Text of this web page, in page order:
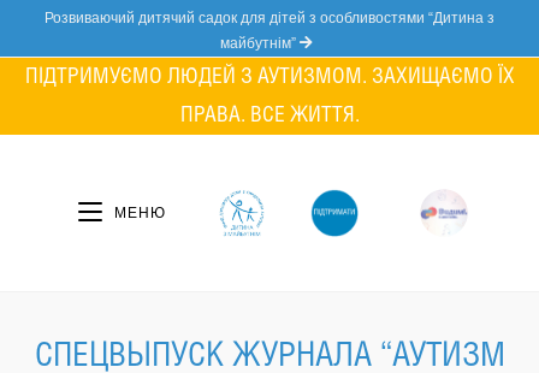
content
Розвиваючий дитячий садок для дітей з особливостями “Дитина з
майбутнім”
ПІДТРИМУЄМО ЛЮДЕЙ З АУТИЗМОМ. ЗАХИЩАЄМО ЇХ
ПРАВА. ВСЕ ЖИТТЯ.
МЕНЮ
СПЕЦВЫПУСК ЖУРНАЛА “АУТИЗМ